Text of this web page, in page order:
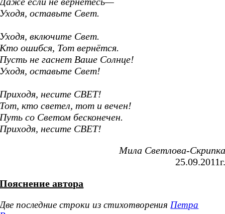
Уходя, оставьте Свет.
Уходя, включите Свет.
Кто ошибся, Тот вернётся.
Пусть не гаснет Ваше Солнце!
Уходя, оставьте Свет!
Приходя, несите СВЕТ!
Тот, кто светел, тот и вечен!
Путь со Светом бесконечен.
Приходя, несите СВЕТ!
Мила Светлова-Скрипка
25.09.2011г.
Пояснение автора
Две последние строки из стихотворения Петра